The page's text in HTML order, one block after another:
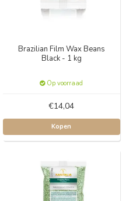
Brazilian Film Wax Beans
Black - 1 kg
Op voorraad
€14,04
Kopen